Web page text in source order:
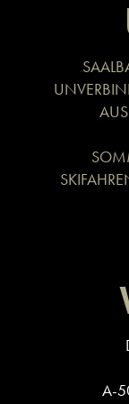
A-